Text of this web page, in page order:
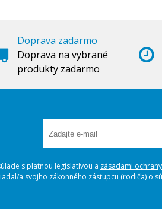
Doprava zadarmo
Doprava na vybrané
produkty zadarmo
s platnou legislatívou a zásadami
a svojho zákonného zástupcu (rodiča)